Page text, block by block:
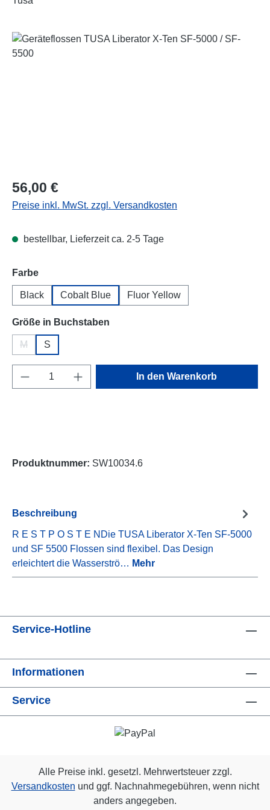
Regulärer Preis:
56,00 €
Preise inkl. MwSt. zzgl. Versandkosten
bestellbar, Lieferzeit ca. 2-5 Tage
Farbeauswählen
Black Cobalt Blue Fluor Yellow
Größe in Buchstaben
M
(Diese Option ist zurzeit nicht verfügbar.)
S
Produkt Anzahl: Gib den gewünschten
In den Warenkorb
Produktnummer: SW10034.6
Beschreibung
R E S T P O S T E NDie TUSA Liberator X-Ten SF-5000
und SF 5500 Flossen sind flexibel. Das Design
erleichtert die Wasserströ… Mehr
Service-Hotline
Informationen
Service
Alle Preise inkl. gesetzl. Mehrwertsteuer zzgl.
Versandkosten und ggf. Nachnahmegebühren, wenn nicht
anders angegeben.